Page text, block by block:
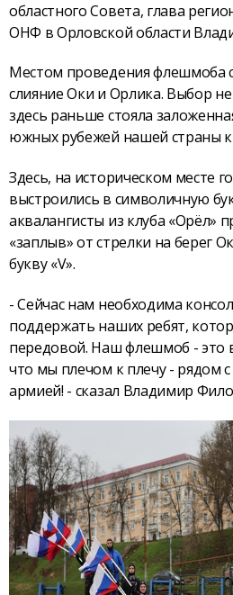
областного Совета, глава
ОНФ в Орловской области
Местом проведения флешмоба
слияние Оки и Орлика. Выбор
здесь раньше стояла
южных рубежей нашей страны
Здесь, на историческом месте
выстроились в символичную
аквалангисты из клуба «Орёл»
«заплыв» от стрелки на берег
букву «V».
- Сейчас нам необходима
поддержать наших ребят,
передовой. Наш флешмоб - это
что мы плечом к плечу - рядом
армией! - сказал Владимир